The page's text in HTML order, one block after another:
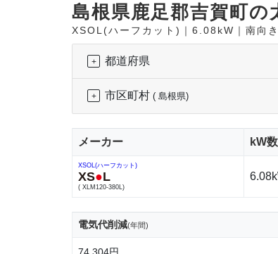
島根県鹿足郡吉賀町
XSOL(ハーフカット)｜6.08kW｜南向
都道府県
市区町村 ( 島根県)
メーカー kW数
XSOL(ハーフカット)
XS●L
( XLM120-380L)
電気代削減(年間)
74,304円